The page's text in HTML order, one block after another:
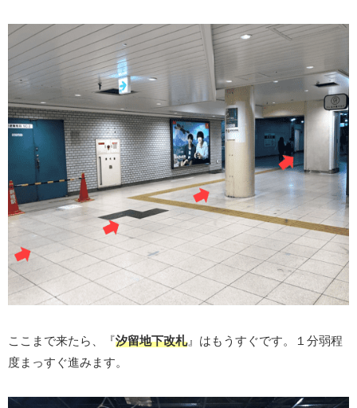
ここまで来たら、『汐留地下改札』はもうすぐです。１分弱程
度まっすぐ進みます。